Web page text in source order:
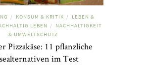
/ KONSUM & KRITIK /
LEBEN &
LEBEN /
NACHHALTIGKEIT
& UMWELTSCHUTZ
Pizzakäse: 11 pflanzliche
im Test